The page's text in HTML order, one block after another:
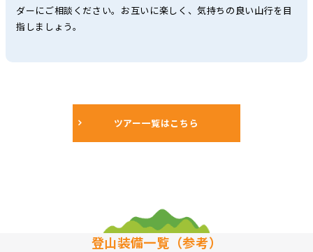
ダーにご相談ください。お互いに楽しく、気持ちの良い山行を目
指しましょう。
ツアー一覧はこちら
登山装備一覧（参考）